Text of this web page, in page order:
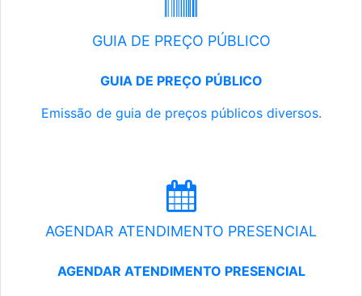
GUIA DE PREÇO PÚBLICO
GUIA DE PREÇO PÚBLICO
Emissão de guia de preços públicos diversos.
AGENDAR ATENDIMENTO PRESENCIAL
AGENDAR ATENDIMENTO PRESENCIAL